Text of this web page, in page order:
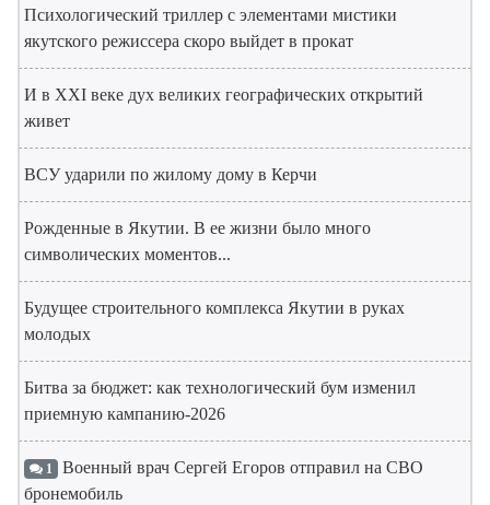
Психологический триллер с элементами мистики
якутского режиссера скоро выйдет в прокат
И в XXI веке дух великих географических открытий
живет
ВСУ ударили по жилому дому в Керчи
Рожденные в Якутии. В ее жизни было много
символических моментов...
Будущее строительного комплекса Якутии в руках
молодых
Битва за бюджет: как технологический бум изменил
приемную кампанию-2026
1 Военный врач Сергей Егоров отправил на СВО
бронемобиль